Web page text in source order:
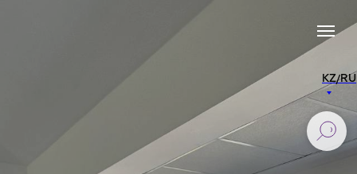
KZ/RU